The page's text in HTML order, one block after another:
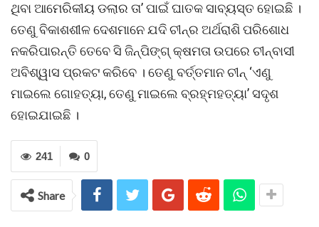
ଥିବା ଆମେରିକୀୟ ଡଲାର ତା’ ପାଇଁ ଘାତକ ସାବ୍ୟସ୍ତ ହୋଇଛି ।
ତେଣୁ ବିକାଶଶୀଳ ଦେଶମାନେ ଯଦି ଚୀନ୍ର ଅର୍ଥରାଶି ପରିଶୋଧ
ନକରିପାରନ୍ତି ତେବେ ସି ଜିନ୍ପିଙ୍ଗ୍ କ୍ଷମତା ଉପରେ ଚୀନ୍ବାସୀ
ଅବିଶ୍ୱାସ ପ୍ରକଟ କରିବେ । ତେଣୁ ବର୍ତ୍ତମାନ ଚୀନ୍ ‘ଏଣୁ
ମାଇଲେ ଗୋହତ୍ୟା, ତେଣୁ ମାଇଲେ ବ୍ରହ୍ମହତ୍ୟା’ ସଦୃଶ
ହୋଇଯାଇଛି ।
0
241
Share